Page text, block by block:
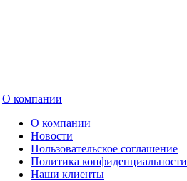
О компании
О компании
Новости
Пользовательское соглашение
Политика конфиденциальности
Наши клиенты